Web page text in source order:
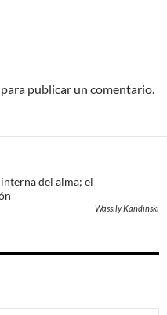
para publicar un comentario.
del alma; el
Wassily Kandinski